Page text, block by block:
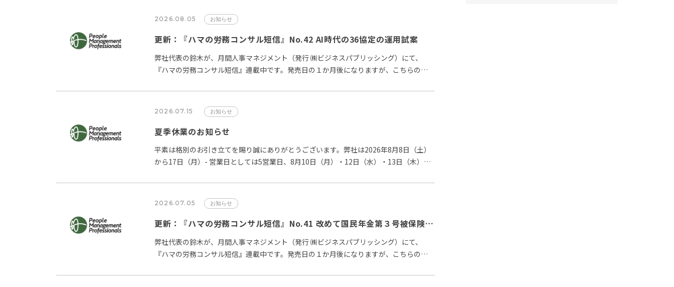
2026.08.05 お知らせ
更新：『ハマの労務コンサル短信』No.42 AI時代の36協定の運用試案
弊社代表の鈴木が、月間人事マネジメント（発行 ㈱ビジネスパブリッシング）にて、
『ハマの労務コンサル短信』連載中です。発売日の１か月後になりますが、こちらの記
2026.07.15 お知らせ
夏季休業のお知らせ
平素は格別のお引き立てを賜り誠にありがとうございます。弊社は2026年8月8日（土）
から17日（月）- 営業日としては5営業日、8月10日（月）・12日（水）・13日（木）・
2026.07.05 お知らせ
更新：『ハマの労務コンサル短信』No.41 改めて国民年金第３号被保険者制度を考える
弊社代表の鈴木が、月間人事マネジメント（発行 ㈱ビジネスパブリッシング）にて、
『ハマの労務コンサル短信』連載中です。発売日の１か月後になりますが、こちらの記